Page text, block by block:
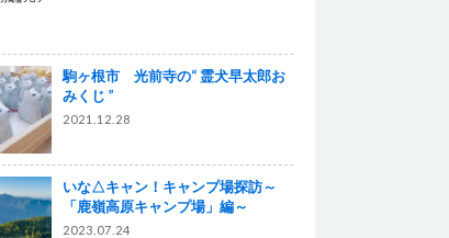
駒ヶ根市 光前寺の“ 霊犬早太郎お
みくじ ”
2021.12.28
いな△キャン！キャンプ場探訪～
「鹿嶺高原キャンプ場」編～
2023.07.24